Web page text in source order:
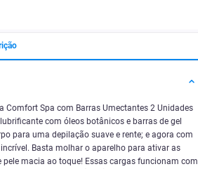
Comfort Spa com Barras Umectantes 2 Unidades
com óleos botânicos e barras de gel
para uma depilação suave e rente; e agora com
Basta molhar o aparelho para ativar as
macia ao toque! Essas cargas funcionam com